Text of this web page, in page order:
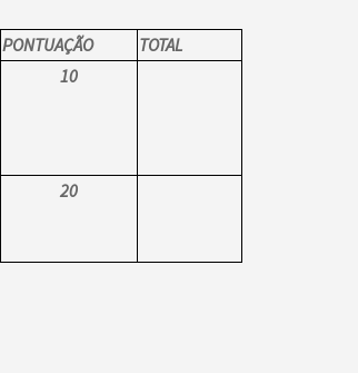
PONTUAÇÃO
TOTAL
10
20